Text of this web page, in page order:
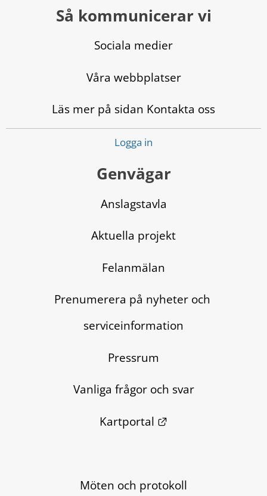
Så kommunicerar vi
Sociala medier
Våra webbplatser
Läs mer på sidan Kontakta oss
Logga in
Genvägar
Anslagstavla
Aktuella projekt
Felanmälan
Prenumerera på nyheter och
serviceinformation
Pressrum
Vanliga frågor och svar
Kartportal
Länk till annan
Möten och protokoll